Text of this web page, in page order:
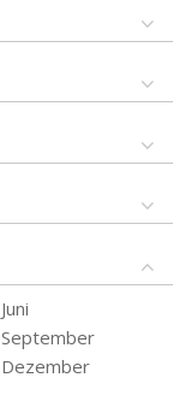
Juni
September
Dezember